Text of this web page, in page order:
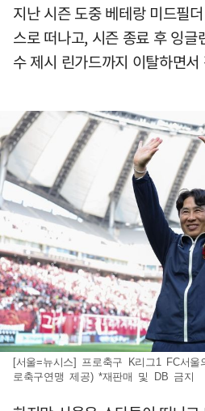
지난 시즌 도중 베테랑 미드필
스로 떠나고, 시즌 종료 후 잉글
수 제시 린가드까지 이탈하면
[서울=뉴시스] 프로축구 K리그1 FC서
로축구연맹 제공) *재판매 및 DB 금지